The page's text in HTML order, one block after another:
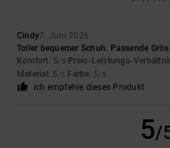
Cindy7. Juni 2026
Toller bequemer Schuh. Passende
Komfort: 5/5 Preis-Leistungs-
Material : 5 /5 Farbe: 5/5
Ich empfehle dieses Produkt
5/